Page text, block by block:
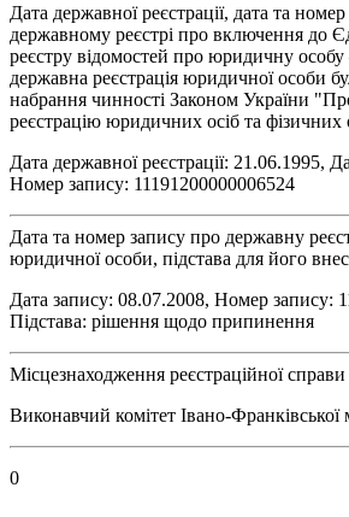
Дата державної реєстрації, дата та
державному реєстрі про включення до
реєстру відомостей про юридичну особу
державна реєстрація юридичної особи
набрання чинності Законом України
реєстрацію юридичних осіб та фізичних
Дата державної реєстрації: 21.06.1995,
Номер запису: 11191200000006524
Дата та номер запису про державну
юридичної особи, підстава для його
Дата запису: 08.07.2008, Номер запису:
Підстава: рішення щодо припинення
Місцезнаходження реєстраційної справи
Виконавчий комітет Івано-Франківської
0